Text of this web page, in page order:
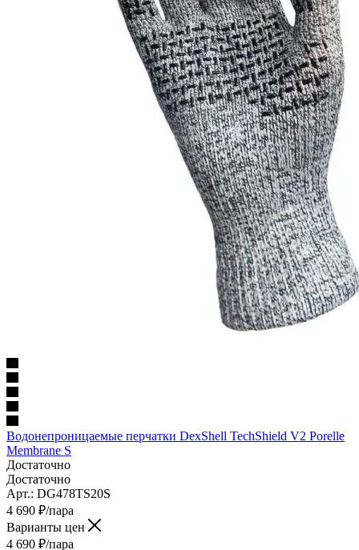
Водонепроницаемые перчатки DexShell TechShield V2 Porelle
Membrane S
Достаточно
Достаточно
Арт.: DG478TS20S
4 690 ₽/пара
Варианты цен
4 690 ₽/пара